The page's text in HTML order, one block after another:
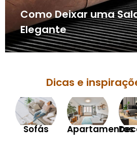
Como Deixar uma
Elegante
Dicas e
Sofás Apartamentos